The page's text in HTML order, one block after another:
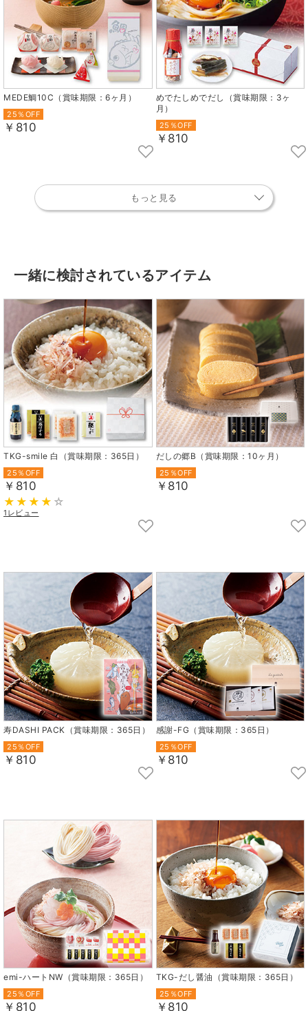
MEDE鯛10C（賞味期限：6ヶ月）
25％OFF
￥810
めでたしめでだし（賞味期限：3ヶ
月）
25％OFF
￥810
もっと見る
一緒に検討されているアイテム
TKG-smile 白（賞味期限：365日）
25％OFF
￥810
1レビュー
だしの郷B（賞味期限：10ヶ月）
25％OFF
￥810
寿DASHI PACK（賞味期限：365日）
25％OFF
￥810
感謝-FG（賞味期限：365日）
25％OFF
￥810
emi-ハートNW（賞味期限：365日）
25％OFF
￥810
TKG-だし醤油（賞味期限：365日）
25％OFF
￥810